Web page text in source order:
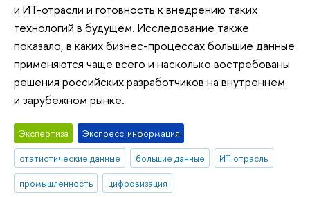
и ИТ-отрасли и готовность к внедрению таких
технологий в будущем. Исследование также
показало, в каких бизнес-процессах большие данные
применяются чаще всего и насколько востребованы
решения российских разработчиков на внутреннем
и зарубежном рынке.
Экспертиза
Экспресс-информация
статистические данные
большие данные
ИТ-отрасль
промышленность
цифровизация